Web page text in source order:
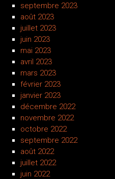
septembre 2023
août 2023
juillet 2023
juin 2023
mai 2023
avril 2023
mars 2023
février 2023
janvier 2023
décembre 2022
novembre 2022
octobre 2022
septembre 2022
août 2022
juillet 2022
juin 2022